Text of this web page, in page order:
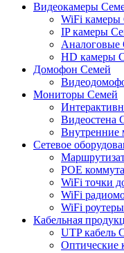
Видеокамеры
WiFi камеры
IP камеры
Аналоговые
HD камеры
Домофон Семей
Мониторы Семей
Видеостена
Внутренние
Сетевое
POE
WiFi точки
WiFi
WiFi
Кабельная
UTP кабель
Оптические